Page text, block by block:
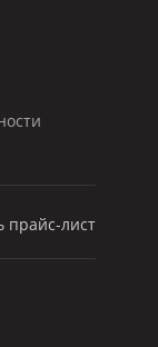
прайс-лист